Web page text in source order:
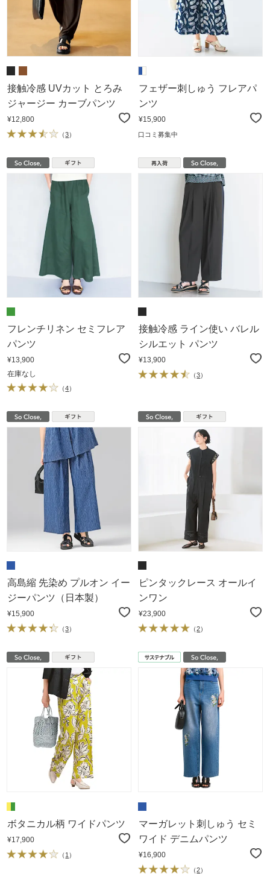
接触冷感 UVカット とろみ
ジャージー カーブパンツ
¥12,800
（3）
フェザー刺しゅう フレアパ
ンツ
¥15,900
口コミ募集中
フレンチリネン セミフレア
パンツ
¥13,900
在庫なし
（4）
接触冷感 ライン使い バレル
シルエット パンツ
¥13,900
（3）
高島縮 先染め プルオン イー
ジーパンツ（日本製）
¥15,900
（3）
ピンタックレース オールイ
ンワン
¥23,900
（2）
ボタニカル柄 ワイドパンツ
¥17,900
（ 1 ）
マーガレット刺しゅう セミ
ワイド デニムパンツ
¥16,900
（2）